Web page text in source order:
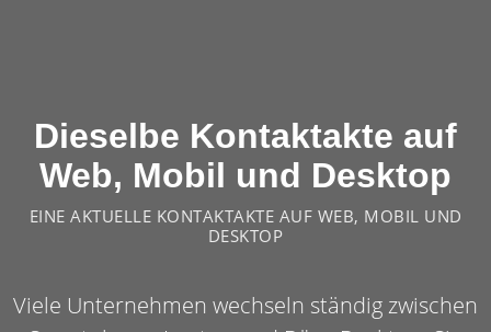
Dieselbe Kontaktakte auf
Web, Mobil und Desktop
EINE AKTUELLE KONTAKTAKTE AUF WEB, MOBIL UND
DESKTOP
Viele Unternehmen wechseln ständig zwischen